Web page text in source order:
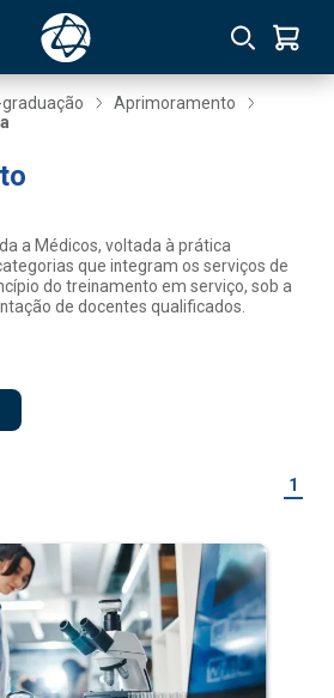
graduação
Aprimoramento
a Médicos, voltada à prática
que integram os serviços de
do treinamento em serviço, sob a
de docentes qualificados.
1